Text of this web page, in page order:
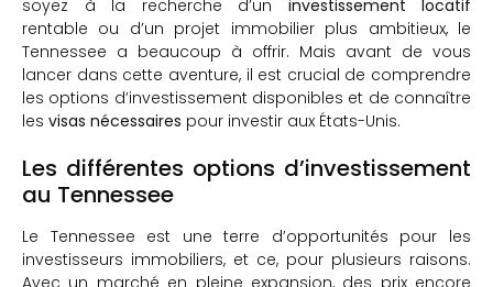
soyez à la recherche d’un investissement locatif
rentable ou d’un projet immobilier plus ambitieux, le
Tennessee a beaucoup à offrir. Mais avant de vous
lancer dans cette aventure, il est crucial de comprendre
les options d’investissement disponibles et de connaître
les visas nécessaires pour investir aux États-Unis.
Les différentes options d’investissement
au Tennessee
Le Tennessee est une terre d’opportunités pour les
investisseurs immobiliers, et ce, pour plusieurs raisons.
Avec un marché en pleine expansion, des prix encore